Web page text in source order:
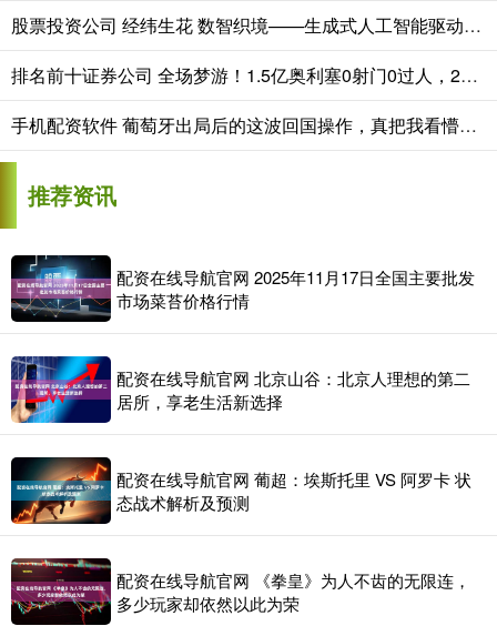
股票投资公司 经纬生花 数智织境——生成式人工智能驱动下的织锦题材创作
排名前十证券公司 全场梦游！1.5亿奥利塞0射门0过人，20次丢失球权，凶狠铲球逃牌
手机配资软件 葡萄牙出局后的这波回国操作，真把我看懵了。全队包机落地里斯本，外头成
推荐资讯
配资在线导航官网 2025年11月17日全国主要批发
市场菜苔价格行情
配资在线导航官网 北京山谷：北京人理想的第二
居所，享老生活新选择
配资在线导航官网 葡超：埃斯托里 VS 阿罗卡 状
态战术解析及预测
配资在线导航官网 《拳皇》为人不齿的无限连，
多少玩家却依然以此为荣